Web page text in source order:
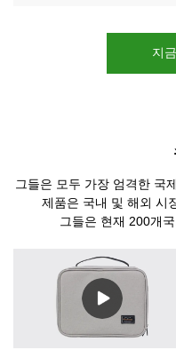
지
그들은 모두 가장 엄격한 국
제품은 국내 및 해외 시
그들은 현재 200개